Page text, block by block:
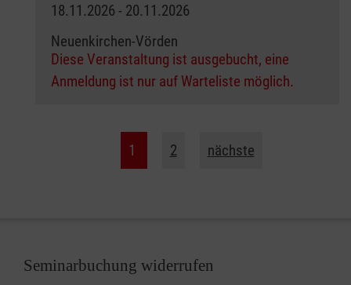
18.11.2026 - 20.11.2026
Neuenkirchen-Vörden
Diese Veranstaltung ist ausgebucht, eine
Anmeldung ist nur auf Warteliste möglich.
1 2 nächste
Seminarbuchung widerrufen